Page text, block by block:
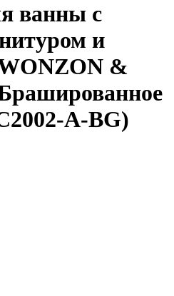
ванны с
и
&
A-BG)